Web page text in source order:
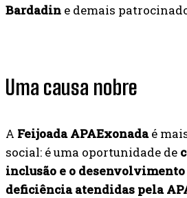
Bardadin e demais
Uma causa nobre
A Feijoada APAExonadaé
social: é uma oportunidade de
inclusão e o desenvolvimento
deficiência atendidas pela